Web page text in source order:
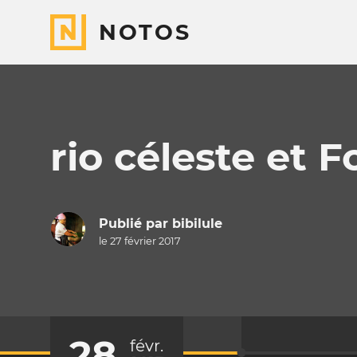
NOTOS
rio céleste et
Publié par bibilule
le 27 février 2017
févr.